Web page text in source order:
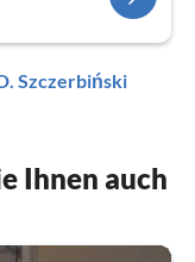
Szczerbiński
Ihnen auch